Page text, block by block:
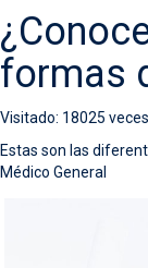
formas
Visitado: 18025 veces
Estas son las
Médico General